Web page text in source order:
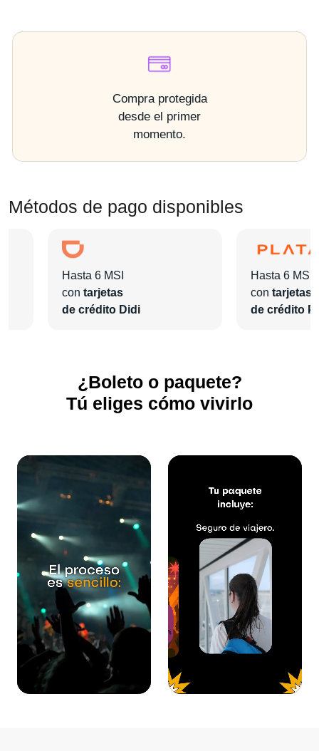
Compra protegida
desde el primer
momento.
Métodos de pago disponibles
Hasta 6 MSI
con tarjetas
de crédito Didi
Hasta 6 MSI
con tarjetas
de crédito
¿Boleto o paquete?
Tú eliges cómo vivirlo